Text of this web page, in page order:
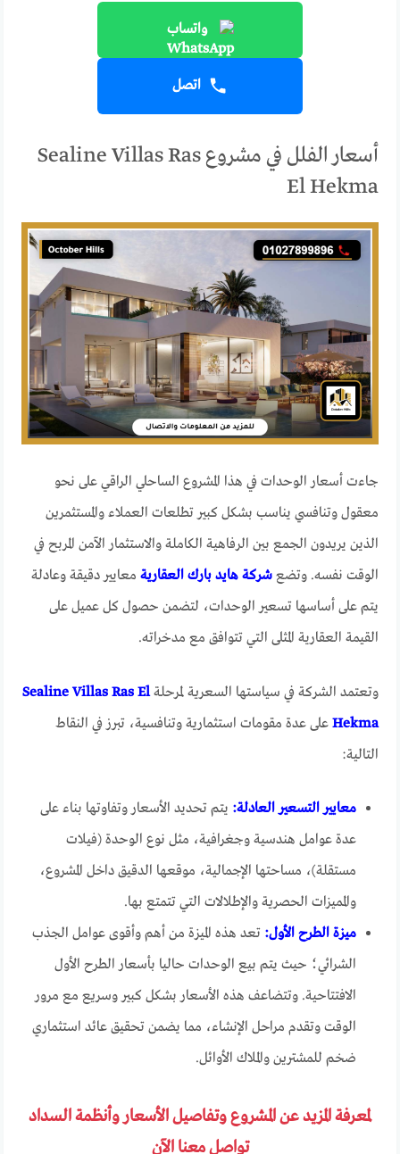
واتساب
اتصل
أسعار الفلل في مشروع Sealine Villas Ras
El Hekma
جاءت أسعار الوحدات في هذا المشروع الساحلي الراقي على نحو
معقول وتنافسي يناسب بشكل كبير تطلعات العملاء والمستثمرين
الذين يريدون الجمع بين الرفاهية الكاملة والاستثمار الآمن المربح في
الوقت نفسه. وتضعشركة هايد بارك العقارية معايير دقيقة وعادلة
يتم على أساسها تسعير الوحدات، لتضمن حصول كل عميل على
القيمة العقارية المثلى التي تتوافق مع مدخراته.
وتعتمد الشركة في سياستها السعرية لمرحلةSealine Villas Ras El
Hekma على عدة مقومات استثمارية وتنافسية، تبرز في النقاط
التالية:
معايير التسعير العادلة: يتم تحديد الأسعار وتفاوتها بناء على
عدة عوامل هندسية وجغرافية، مثل نوع الوحدة (فيلات
مستقلة)، مساحتها الإجمالية، موقعها الدقيق داخل المشروع،
والمميزات الحصرية والإطلالات التي تتمتع بها.
ميزة الطرح الأول: تعد هذه الميزة من أهم وأقوى عوامل الجذب
الشرائي؛ حيث يتم بيع الوحدات حاليا بأسعار الطرح الأول
الافتتاحية. وتتضاعف هذه الأسعار بشكل كبير وسريع مع مرور
الوقت وتقدم مراحل الإنشاء، مما يضمن تحقيق عائد استثماري
ضخم للمشترين والملاك الأوائل.
لمعرفة المزيد عن المشروع وتفاصيل الأسعار وأنظمة السداد
تواصل معنا الآن